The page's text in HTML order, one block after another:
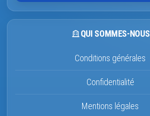
QUI SOMMES-NOUS
Conditions générales
Confidentialité
Mentions légales